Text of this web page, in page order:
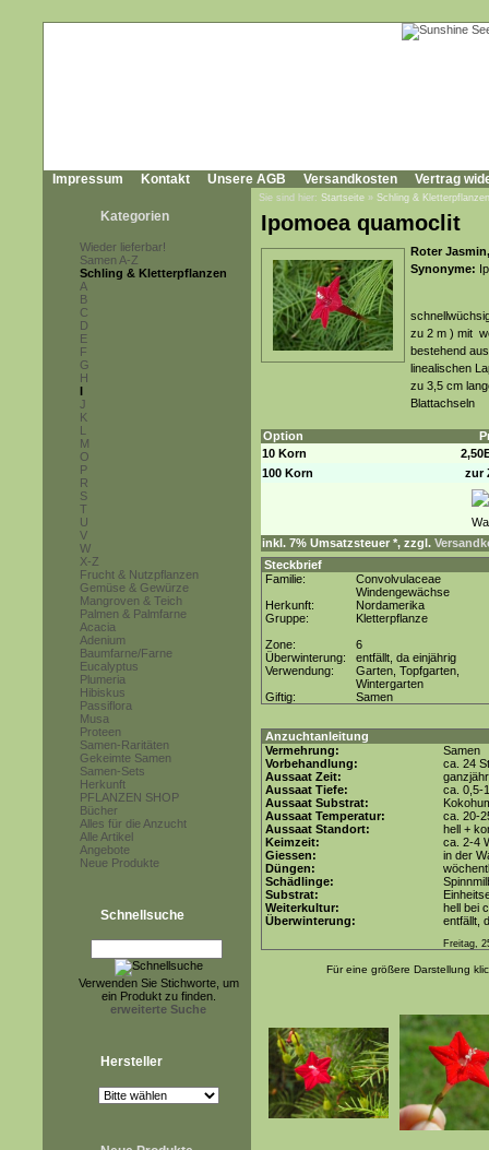
Impressum Kontakt Unsere AGB Versandkosten Vertrag
Kategorien
Wieder lieferbar!
Samen A-Z
Schling & Kletterpflanzen
A
B
C
D
E
F
G
H
I
J
K
L
M
O
P
R
S
T
U
V
W
X-Z
Frucht & Nutzpflanzen
Gemüse & Gewürze
Mangroven & Teich
Palmen & Palmfarne
Acacia
Adenium
Baumfarne/Farne
Eucalyptus
Plumeria
Hibiskus
Passiflora
Musa
Proteen
Samen-Raritäten
Gekeimte Samen
Samen-Sets
Herkunft
PFLANZEN SHOP
Bücher
Alles für die Anzucht
Alle Artikel
Angebote
Neue Produkte
Schnellsuche
Verwenden Sie Stichworte, um
ein Produkt zu finden.
erweiterte Suche
Hersteller
Sie sind hier: Startseite » Schling & Kletterpflanzen
Ipomoea quamoclit
Roter
Synonyme:
zu 2 m ) mit
bestehend
linealischen
zu 3,5 cm
Blattachseln
Option
10 Korn
100 Korn
zur
inkl. 7% Umsatzsteuer *, zzgl.
Steckbrief
Familie:
Convolvulaceae
Windengewächse
Herkunft:
Nordamerika
Gruppe:
Kletterpflanze
Zone:
6
Überwinterung:
entfällt, da einjährig
Verwendung:
Garten, Topfgarten,
Wintergarten
Giftig:
Samen
Anzuchtanleitung
Vermehrung:
Samen
Vorbehandlung:
ca. 24
Aussaat Zeit:
Aussaat Tiefe:
ca. 0,5-
Aussaat Substrat:
Aussaat Temperatur:
ca. 20-
Aussaat Standort:
hell +
Keimzeit:
ca. 2-4
Giessen:
in der
Düngen:
Schädlinge:
Substrat:
Weiterkultur:
hell bei
Überwinterung:
entfällt,
Freitag,
Für eine größere Darstellung